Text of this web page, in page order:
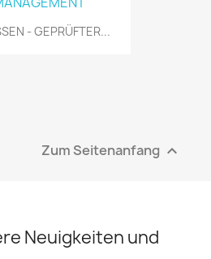
- GEPRÜFTER...
Zum Seitenanfang 
Neuigkeiten und